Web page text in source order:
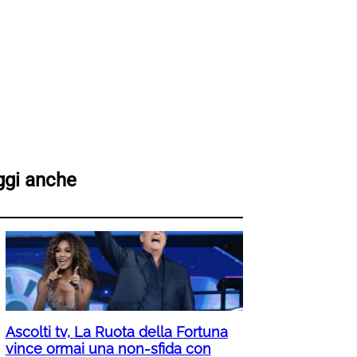
anche
Ascolti tv, La Ruota della Fortuna
vince ormai una non-sfida con